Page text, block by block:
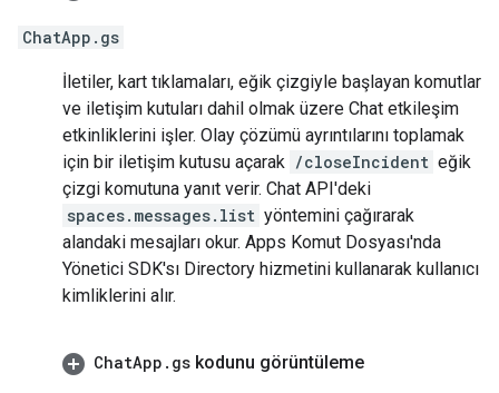
ChatApp.gs
İletiler, kart tıklamaları, eğik çizgiyle başlayan komutlar
ve iletişim kutuları dahil olmak üzere Chat etkileşim
etkinliklerini işler. Olay çözümü ayrıntılarını toplamak
için bir iletişim kutusu açarak /closeIncident eğik
çizgi komutuna yanıt verir. Chat API'deki
spaces.messages.list yöntemini çağırarak
alandaki mesajları okur. Apps Komut Dosyası'nda
Yönetici SDK'sı Directory hizmetini kullanarak kullanıcı
kimliklerini alır.
ChatApp . gs kodunu görüntüleme